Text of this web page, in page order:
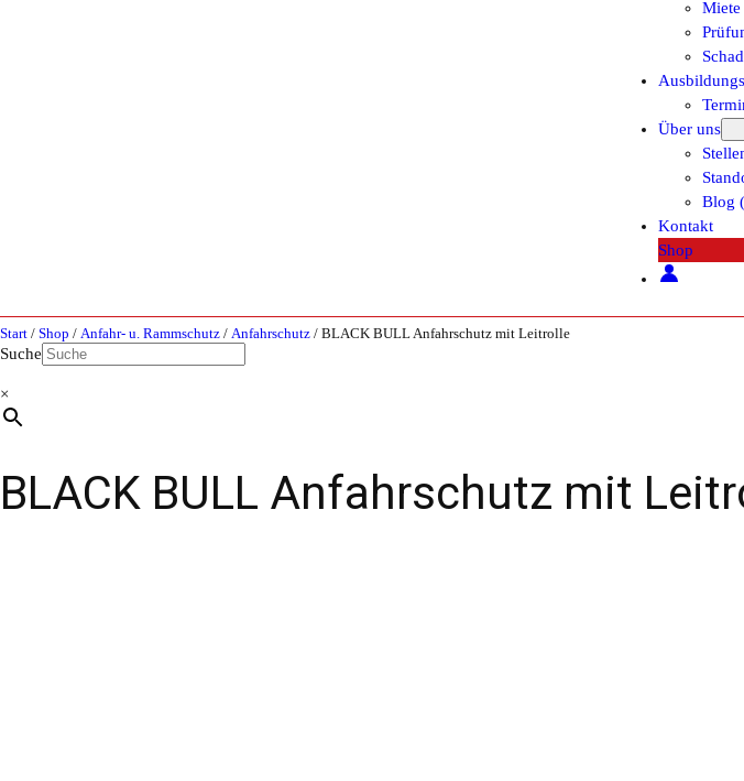
Miete
Über uns
Blog
Kontakt
Shop
Start / Shop / Anfahr- u. Rammschutz / Anfahrschutz / BLACK BULL Anfahrschutz mit Leitrolle
Suche
×
BLACK BULL Anfahrschutz mit